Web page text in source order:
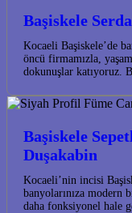
Başiskele
Kocaeli Başiskele’de
öncü firmamızla,
dokunuşlar katıyoruz.
Başiskele
Duşakabin
Kocaeli’nin incisi
banyolarınıza modern
daha fonksiyonel hale